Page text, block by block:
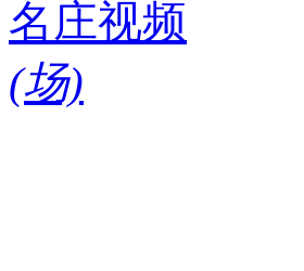
名庄视频
(场)